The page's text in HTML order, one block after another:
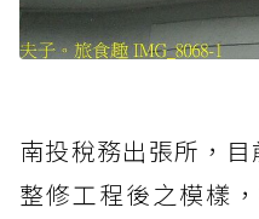
南投稅務出張所，
整修工程後之模樣